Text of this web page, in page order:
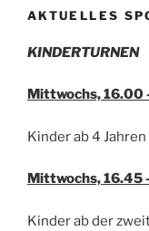
AKTUELLES
KINDERTURNEN
Mittwochs, 16.00
Kinder ab 4
Mittwochs, 16.45
Kinder ab der